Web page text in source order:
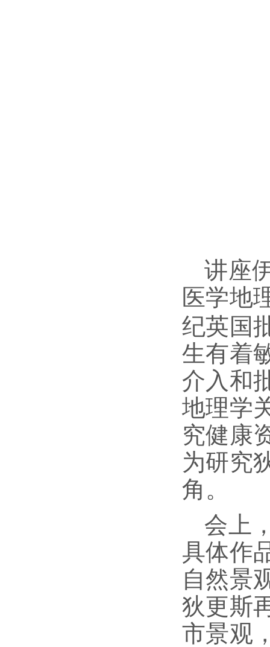
讲座
医学地
纪英国
生有着
介入和
地理学
究健康
为研究
角。
会上
具体作
自然景
狄更斯
市景观